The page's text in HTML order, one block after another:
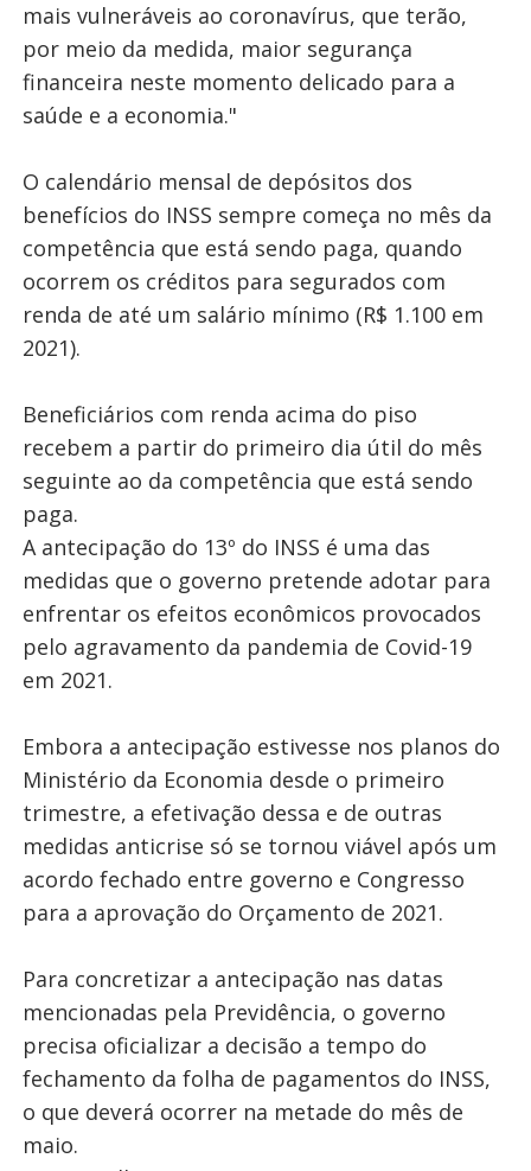
mais vulneráveis ao coronavírus, que terão,
por meio da medida, maior segurança
financeira neste momento delicado para a
saúde e a economia."
O calendário mensal de depósitos dos
benefícios do INSS sempre começa no mês da
competência que está sendo paga, quando
ocorrem os créditos para segurados com
renda de até um salário mínimo (R$ 1.100 em
2021).
Beneficiários com renda acima do piso
recebem a partir do primeiro dia útil do mês
seguinte ao da competência que está sendo
paga.
A antecipação do 13º do INSS é uma das
medidas que o governo pretende adotar para
enfrentar os efeitos econômicos provocados
pelo agravamento da pandemia de Covid-19
em 2021.
Embora a antecipação estivesse nos planos do
Ministério da Economia desde o primeiro
trimestre, a efetivação dessa e de outras
medidas anticrise só se tornou viável após um
acordo fechado entre governo e Congresso
para a aprovação do Orçamento de 2021.
Para concretizar a antecipação nas datas
mencionadas pela Previdência, o governo
precisa oficializar a decisão a tempo do
fechamento da folha de pagamentos do INSS,
o que deverá ocorrer na metade do mês de
maio.